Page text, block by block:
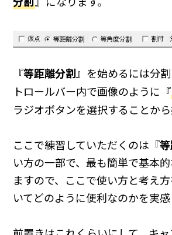
『等距離分割』を始めるには分
トロールバー内で画像のように『
ラジオボタンを選択することから
ここで練習していただくのは『
い方の一部で、最も簡単で基本
ますので、ここで使い方と考え
いてどのように便利なのかを実感